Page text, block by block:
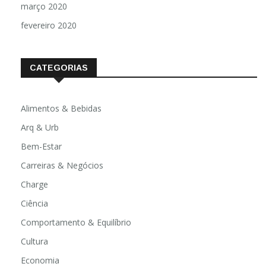
março 2020
fevereiro 2020
CATEGORIAS
Alimentos & Bebidas
Arq & Urb
Bem-Estar
Carreiras & Negócios
Charge
Ciência
Comportamento & Equilíbrio
Cultura
Economia